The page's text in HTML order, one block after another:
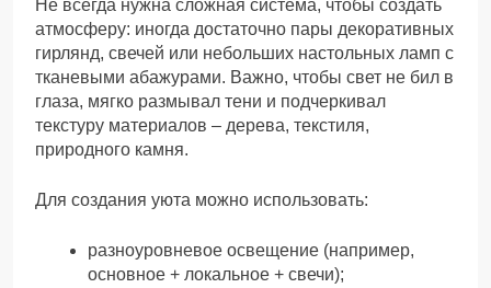
Не всегда нужна сложная система, чтобы создать
атмосферу: иногда достаточно пары декоративных
гирлянд, свечей или небольших настольных ламп с
тканевыми абажурами. Важно, чтобы свет не бил в
глаза, мягко размывал тени и подчеркивал
текстуру материалов – дерева, текстиля,
природного камня.
Для создания уюта можно использовать:
разноуровневое освещение (например,
основное + локальное + свечи);